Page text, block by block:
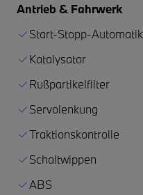
Antrieb & Fahrwerk
Start-Stopp-Automatik
Katalysator
Rußpartikelfilter
Servolenkung
Traktionskontrolle
Schaltwippen
ABS